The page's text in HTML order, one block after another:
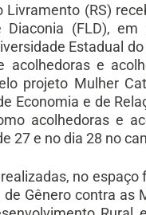
(RS)
Diaconia (FLD),
Estadual
acolhedoras e
projeto Mulher
Economia e de
acolhedoras e
27 e no dia 28 no
no
Gênero contra